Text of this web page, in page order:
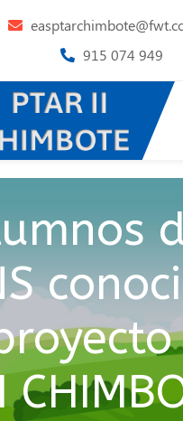
915 074 949